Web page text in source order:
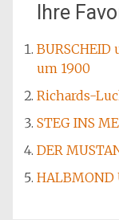
Ihre
um 1900
Richards-
STEG INS
DER
HALBMOND